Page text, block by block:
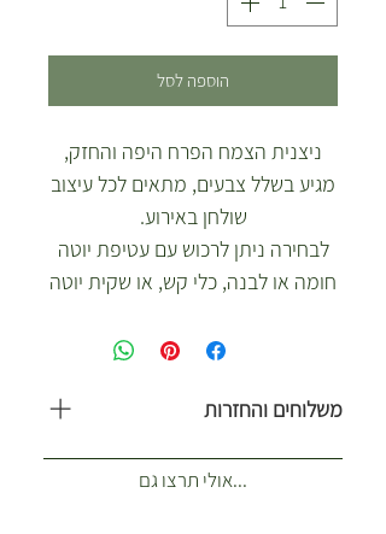
הוספה לסל
ניצנית הצמח הפרח היפה והחזק,
מגיע בשלל צבעים, מתאים לכל עיצוב
שולחן באירוע.
לבחירה ניתן לרכוש עם עטיפת יוטה
חומה או לבנה, כלי קש, או שקית יוטה
...אולי תרצו גם
משלוחים והחזרות
משלוח עולה 35 ש”ח. כולל 1-2 ארגזים.
(לא כולל צמחים לאירועים) איזורי